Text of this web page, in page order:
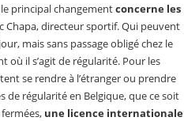
principal changementconcerne les
Chapa, directeur sportif. Qui peuvent
mais sans passage obligé chez le
où il s’agit de régularité. Pour les
se rendre à l’étranger ou prendre
de régularité en Belgique, que ce soit
une licence internationale